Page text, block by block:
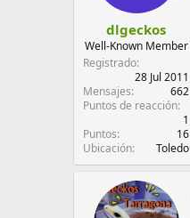
dlgeckos
Well-Known Member
Registrado
28 Jul 2011
Mensajes
662
Puntos de reacción
1
Puntos
16
Ubicación
Toledo